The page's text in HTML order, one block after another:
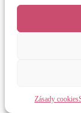
Zásady cookies